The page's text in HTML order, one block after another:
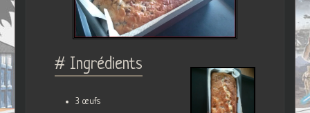
# Ingrédients
3 œufs